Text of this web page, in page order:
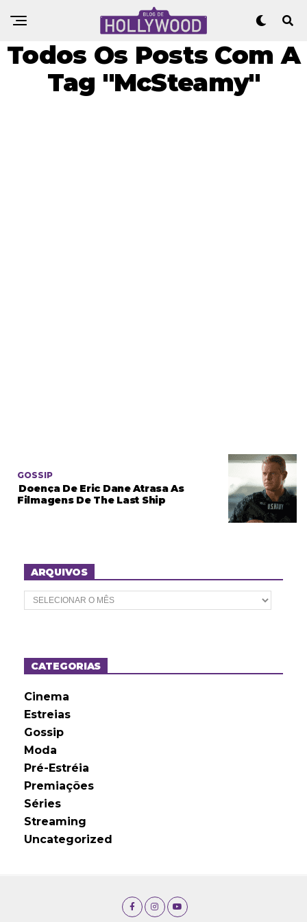
Todos Os Posts Com A
Tag "McSteamy"
GOSSIP
Doença De Eric Dane Atrasa As
Filmagens De The Last Ship
ARQUIVOS
A
r
o
sCATEGORIAS
Cinema
Estreias
Gossip
Moda
Pré-Estréia
Premiações
Séries
Streaming
Uncategorized